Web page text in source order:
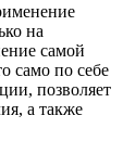
на
самой
само по себе
позволяет
а также